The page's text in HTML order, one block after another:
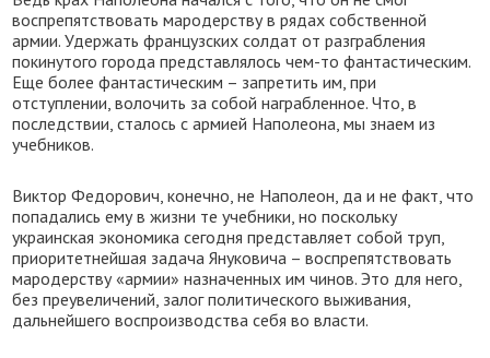
воспрепятствовать мародерству в рядах собственной
армии. Удержать французских солдат от разграбления
покинутого города представлялось чем-то фантастическим.
Еще более фантастическим – запретить им, при
отступлении, волочить за собой награбленное. Что, в
последствии, сталось с армией Наполеона, мы знаем из
учебников.
Виктор Федорович, конечно, не Наполеон, да и не факт, что
попадались ему в жизни те учебники, но поскольку
украинская экономика сегодня представляет собой труп,
приоритетнейшая задача Януковича – воспрепятствовать
мародерству «армии» назначенных им чинов. Это для него,
без преувеличений, залог политического выживания,
дальнейшего воспроизводства себя во власти.